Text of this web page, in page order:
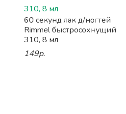
60 секунд лак д/ногтей
Rimmel быстросохнущий
310, 8 мл
149р.